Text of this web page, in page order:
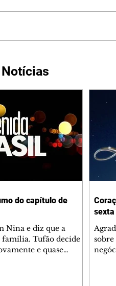
do capítulo de
Nina e diz que a
família. Tufão decide
e quase
sobre